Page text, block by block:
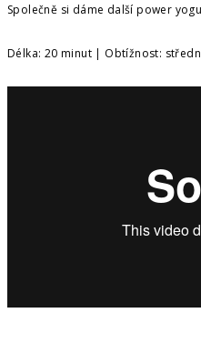
Společně si dáme další power
Délka: 20 minut | Obtížnost: